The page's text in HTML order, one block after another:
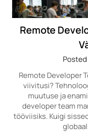
Remote
Remote Developer
viivitusi?
muutuse ja
developer team
tööviisiks. Kuigi